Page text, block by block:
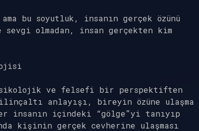
bu soyutluk, insanın gerçek özünü
olmadan, insan gerçekten kim
psikolojik ve felsefi bir perspektiften
anlayışı, bireyin özüne ulaşma
insanın içindeki “gölge”yi tanıyıp
kişinin gerçek cevherine ulaşması